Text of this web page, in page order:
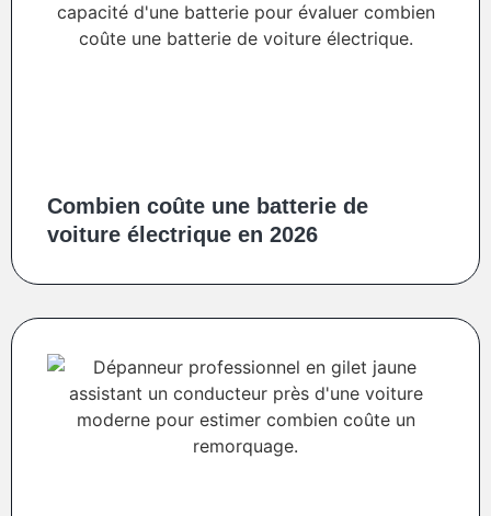
Combien coûte une batterie de
voiture électrique en 2026